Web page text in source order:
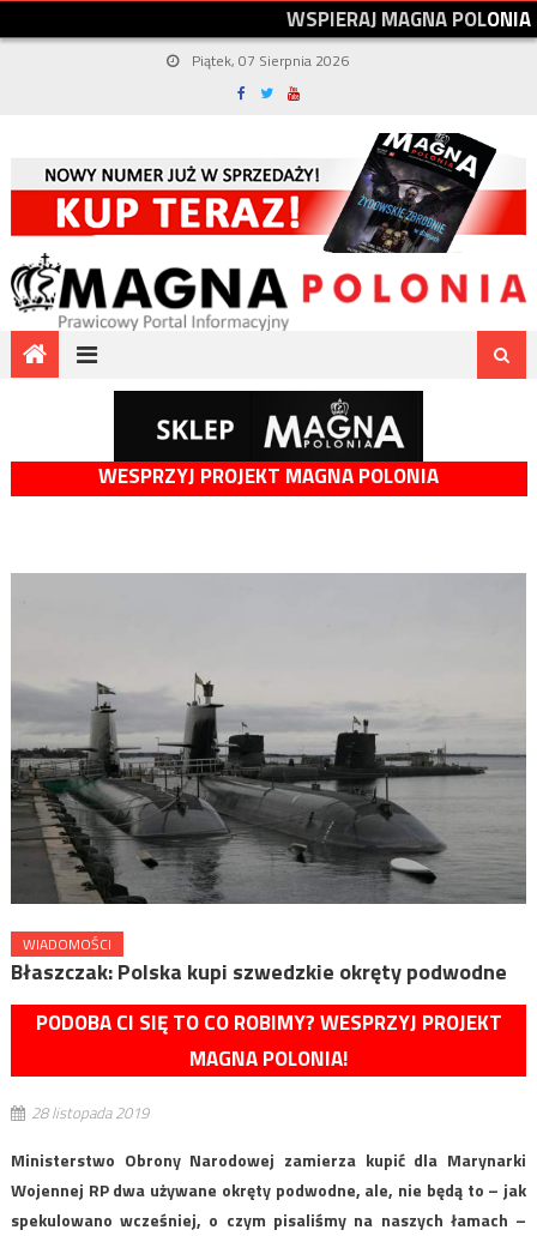
WSPIERAJMAGNAPOLONIA
Piątek, 07 Sierpnia 2026
WESPRZYJ PROJEKT MAGNA POLONIA
WIADOMOŚCI
Błaszczak: Polska kupi szwedzkie okręty podwodne
PODOBA CI SIĘ TO CO ROBIMY? WESPRZYJ PROJEKT
MAGNA POLONIA!
28 listopada 2019
Ministerstwo Obrony Narodowej zamierza kupić dla Marynarki
Wojennej RP dwa używane okręty podwodne, ale, nie będą to – jak
spekulowano wcześniej, o czym pisaliśmy na naszych łamach –